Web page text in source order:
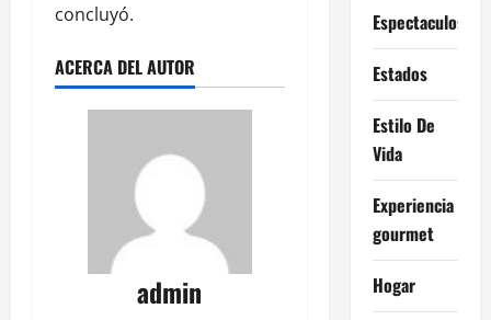
concluyó.
ACERCA DEL AUTOR
admin
Espectaculos
Estados
Estilo De
Vida
Experiencia
gourmet
Hogar